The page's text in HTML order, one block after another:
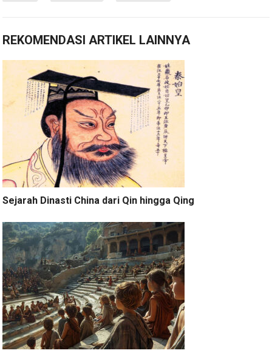
REKOMENDASI ARTIKEL LAINNYA
Sejarah Dinasti China dari Qin hingga Qing